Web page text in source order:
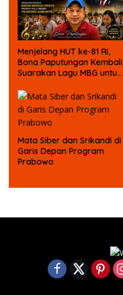
Menjelang HUT ke-81 RI,
Bona Paputungan Kembali
Suarakan Lagu MBG untuk
Mata Siber dan Srikandi di
Garis Depan Program
Prabowo